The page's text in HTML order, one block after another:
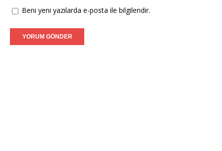
Beni yeni yazılarda e-posta ile bilgilendir.